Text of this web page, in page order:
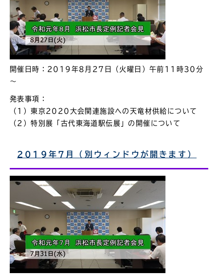
開催日時：2019年8月27日（火曜日）午前11時30分
～
発表事項：
（1）東京2020大会関連施設への天竜材供給について
（2）特別展「古代東海道駅伝展」の開催について
2019年7月（別ウィンドウが開きます）